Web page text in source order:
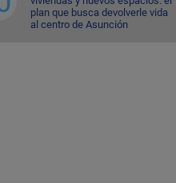
plan que busca devolverle vida
al centro de Asunción